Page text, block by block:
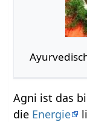
Agni ist das
die Energie